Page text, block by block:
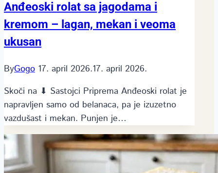
Anđeoski rolat sa jagodama i
kremom – lagan, mekan i veoma
ukusan
ByGogo 17. april 2026.17. april 2026.
Skoči na ⬇ Sastojci Priprema Anđeoski rolat je
napravljen samo od belanaca, pa je izuzetno
vazdušast i mekan. Punjen je…